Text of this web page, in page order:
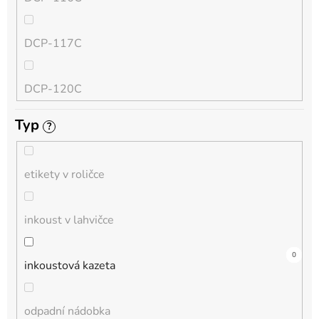
QL
HL-L
MFC-L
DCP-L
DCP-117C
DCP-120C
DCP-130C
DCP-135C
DCP-145C
DCP-150C
Typ ?
etikety v roličce
0
inkoust v lahvičce
0
inkoustová kazeta
12
odpadní nádobka
0
0
3
0
0
0
0
0